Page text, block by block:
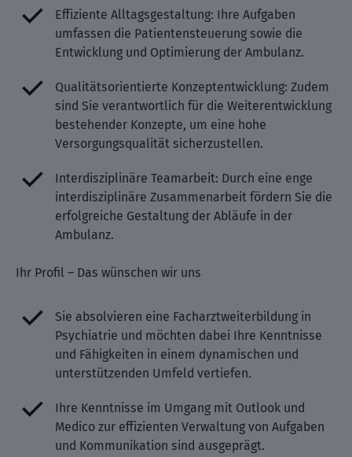
Effiziente Alltagsgestaltung: Ihre Aufgaben
umfassen die Patientensteuerung sowie die
Entwicklung und Optimierung der Ambulanz.
Qualitätsorientierte Konzeptentwicklung: Zudem
sind Sie verantwortlich für die Weiterentwicklung
bestehender Konzepte, um eine hohe
Versorgungsqualität sicherzustellen.
Interdisziplinäre Teamarbeit: Durch eine enge
interdisziplinäre Zusammenarbeit fördern Sie die
erfolgreiche Gestaltung der Abläufe in der
Ambulanz.
Ihr Profil – Das wünschen wir uns
Sie absolvieren eine Facharztweiterbildung in
Psychiatrie und möchten dabei Ihre Kenntnisse
und Fähigkeiten in einem dynamischen und
unterstützenden Umfeld vertiefen.
Ihre Kenntnisse im Umgang mit Outlook und
Medico zur effizienten Verwaltung von Aufgaben
und Kommunikation sind ausgeprägt.